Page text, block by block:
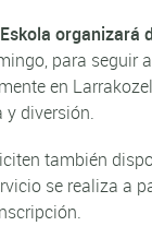
organizará
para seguir
en
y diversión.
también
se realiza a